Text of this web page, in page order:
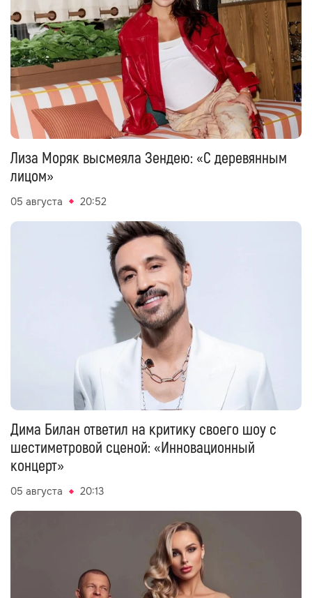
Лиза Моряк высмеяла Зендею: «С деревянным
лицом»
05 августа 20:52
Дима Билан ответил на критику своего шоу с
шестиметровой сценой: «Инновационный
концерт»
05 августа 20:13